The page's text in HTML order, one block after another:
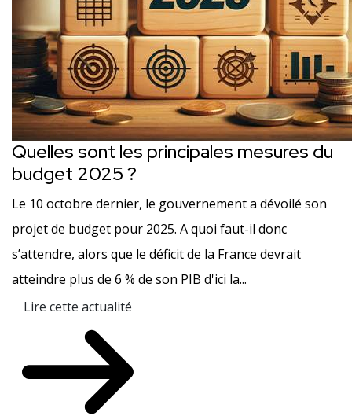
Quelles sont les principales mesures du
budget 2025 ?
Le 10 octobre dernier, le gouvernement a dévoilé son
projet de budget pour 2025. A quoi faut-il donc
s’attendre, alors que le déficit de la France devrait
atteindre plus de 6 % de son PIB d'ici la...
Lire cette actualité